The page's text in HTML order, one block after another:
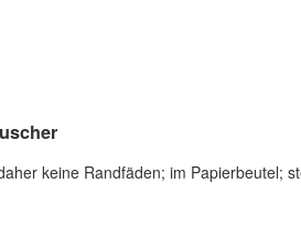
keine Randfäden; im Papierbeutel;